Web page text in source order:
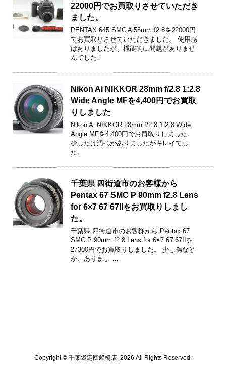
22000円でお買取りさせていただき
ました。
PENTAX 645 SMC A 55mm f2.8を22000円
でお買取りさせていただきました。 使用感
はありましたが、機能的に問題がありませ
んでした！
Nikon Ai NIKKOR 28mm f/2.8 1:2.8
Wide Angle MFを4,400円でお買取
りしました
Nikon Ai NIKKOR 28mm f/2.8 1:2.8 Wide
Angle MFを4,400円でお買取りしました。
少しだけ汚れがありましたがキレイでし
た。
千葉県 四街道市のお客様から
Pentax 67 SMC P 90mm f2.8 Lens
for 6×7 67 67IIをお買取りしまし
た。
千葉県 四街道市のお客様から Pentax 67
SMC P 90mm f2.8 Lens for 6×7 67 67IIを
27300円でお買取りしました。 少し傷など
が、ありまし …
Copyright © 千葉鑑定団船橋店, 2026 All Rights Reserved.